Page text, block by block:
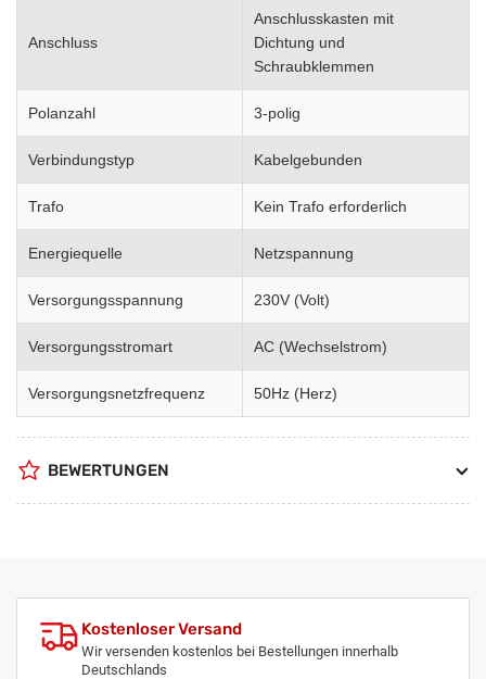
Anschluss
Anschlusskasten mit
Dichtung und
Schraubklemmen
Polanzahl 3-polig
Verbindungstyp Kabelgebunden
Trafo Kein Trafo erforderlich
Energiequelle Netzspannung
Versorgungsspannung 230V (Volt)
Versorgungsstromart AC (Wechselstrom)
Versorgungsnetzfrequenz 50Hz (Herz)
BEWERTUNGEN
Kostenloser Versand
Wir versenden kostenlos bei Bestellungen innerhalb
Deutschlands